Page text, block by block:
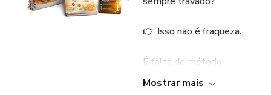
👉 Isso não é fraqueza.
É falta de método.
Mostrar mais